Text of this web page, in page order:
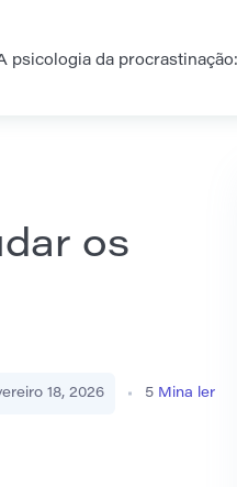
psicologia da
os
18, 2026 5 Mina ler